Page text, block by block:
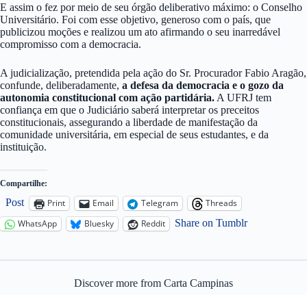
E assim o fez por meio de seu órgão deliberativo máximo: o Conselho
Universitário. Foi com esse objetivo, generoso com o país, que
publicizou moções e realizou um ato afirmando o seu inarredável
compromisso com a democracia.
A judicialização, pretendida pela ação do Sr. Procurador Fabio Aragão,
confunde, deliberadamente, a defesa da democracia e o gozo da
autonomia constitucional com ação partidária. A UFRJ tem
confiança em que o Judiciário saberá interpretar os preceitos
constitucionais, assegurando a liberdade de manifestação da
comunidade universitária, em especial de seus estudantes, e da
instituição.
Compartilhe:
Post Print Email Telegram
Threads
WhatsApp
Bluesky Reddit Share on Tumblr
Discover more from Carta Campinas